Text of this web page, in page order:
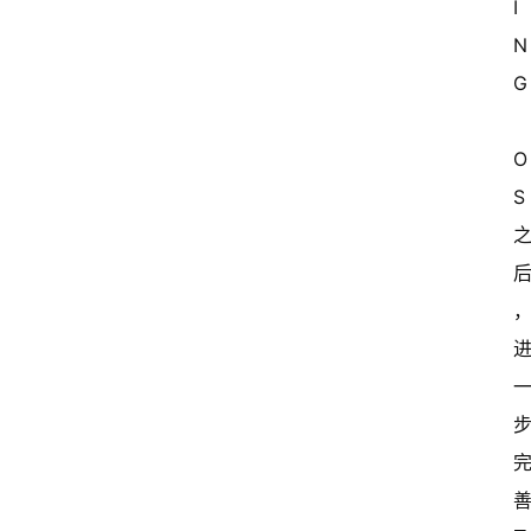
I
N
G
O
S